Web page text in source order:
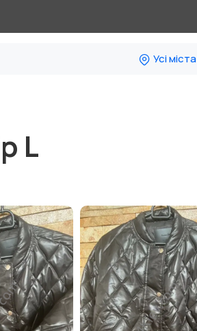
Усі міста
L